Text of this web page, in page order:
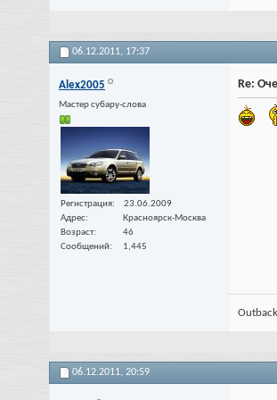
06.12.2011, 17:37
Alex2005
Мастер субару-слова
Регистрация
23.06.2009
Адрес
Красноярск-Москва
Возраст
46
Сообщений
1,445
Re:
06.12.2011, 20:59